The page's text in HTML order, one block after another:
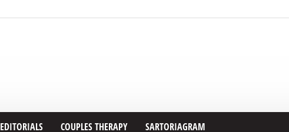
EDITORIALS COUPLES THERAPY SARTORIAGRAM